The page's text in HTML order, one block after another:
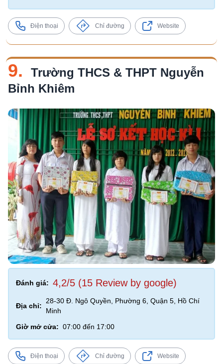
Điện thoại Chỉ đường Website
9.
Trường THCS & THPT Nguyễn
Bỉnh Khiêm
Đánh giá: 4,2/5 (15 Review by google)
Địa chỉ:
28-30 Đ. Ngô Quyền, Phường 6, Quận 5, Hồ Chí
Minh
Giờ mở cửa: 07:00 đến 17:00
Điện thoại Chỉ đường Website